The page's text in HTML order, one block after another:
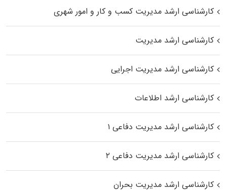
کارشناسی ارشد مدیریت کسب و کار و امور شهری
کارشناسی ارشد مدیریت
کارشناسی ارشد مدیریت اجرایی
کارشناسی ارشد اطلاعات
کارشناسی ارشد مدیریت دفاعی ۱
کارشناسی ارشد مدیریت دفاعی ۲
کارشناسی ارشد مدیریت بحران